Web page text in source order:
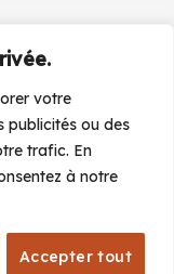
votre
publicités ou des
trafic. En
à notre
Accepter tout
|Accessibilité